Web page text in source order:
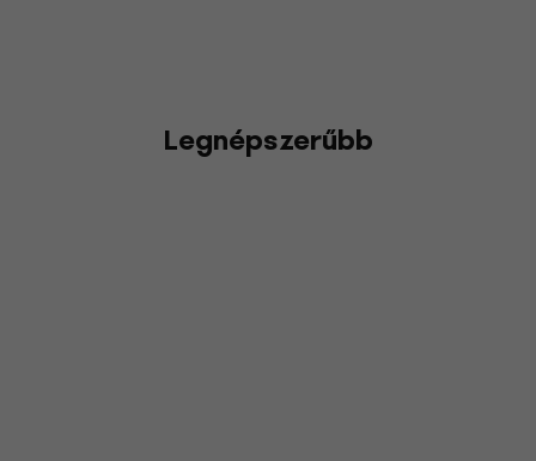
Legnépszerűbb